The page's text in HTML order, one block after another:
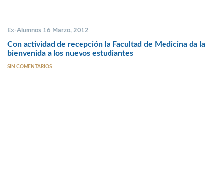
Ex-Alumnos 16 Marzo, 2012
Con actividad de recepción la Facultad de Medicina da la
bienvenida a los nuevos estudiantes
SIN COMENTARIOS